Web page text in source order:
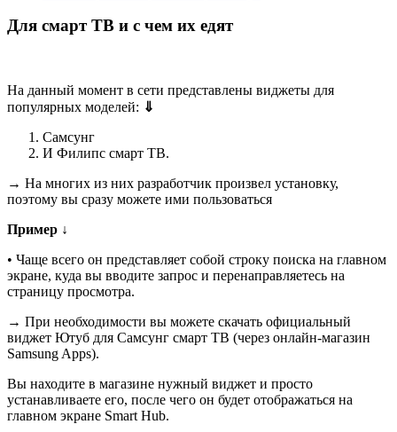
Для смарт ТВ и с чем их едят
На данный момент в сети представлены виджеты для
популярных моделей: ⇓
Самсунг
И Филипс смарт ТВ.
→ На многих из них разработчик произвел установку,
поэтому вы сразу можете ими пользоваться
Пример ↓
• Чаще всего он представляет собой строку поиска на главном
экране, куда вы вводите запрос и перенаправляетесь на
страницу просмотра.
→ При необходимости вы можете скачать официальный
виджет Ютуб для Самсунг смарт ТВ (через онлайн-магазин
Samsung Apps).
Вы находите в магазине нужный виджет и просто
устанавливаете его, после чего он будет отображаться на
главном экране Smart Hub.